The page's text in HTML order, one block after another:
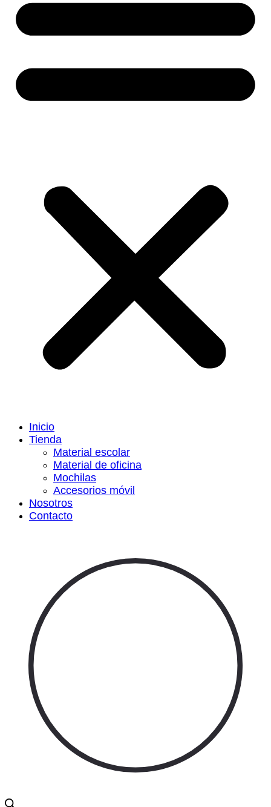
Inicio
Tienda
Material escolar
Material de oficina
Mochilas
Accesorios móvil
Nosotros
Contacto